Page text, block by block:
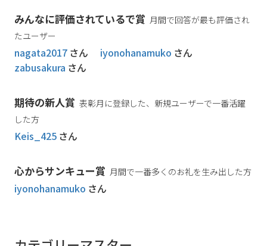
みんなに評価されているで賞 月間で回答が最も評価され
たユーザー
nagata2017 さん iyonohanamuko さん
zabusakura さん
期待の新人賞 表彰月に登録した、新規ユーザーで一番活躍
した方
Keis_425 さん
心からサンキュー賞 月間で一番多くのお礼を生み出した方
iyonohanamuko さん